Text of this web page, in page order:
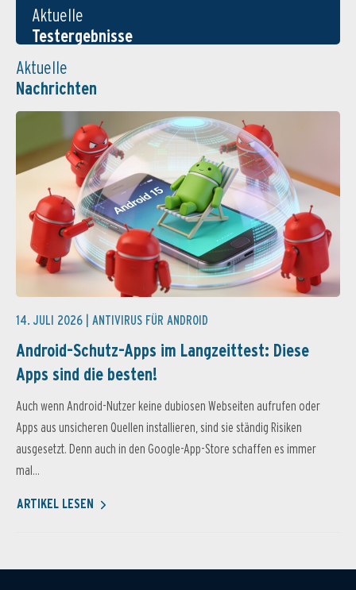
Aktuelle
Testergebnisse
Aktuelle
Nachrichten
14. JULI 2026 | ANTIVIRUS FÜR ANDROID
Android-Schutz-Apps im Langzeittest: Diese
Apps sind die besten!
Auch wenn Android-Nutzer keine dubiosen Webseiten aufrufen oder
Apps aus unsicheren Quellen installieren, sind sie ständig Risiken
ausgesetzt. Denn auch in den Google-App-Store schaffen es immer
mal...
ARTIKEL LESEN